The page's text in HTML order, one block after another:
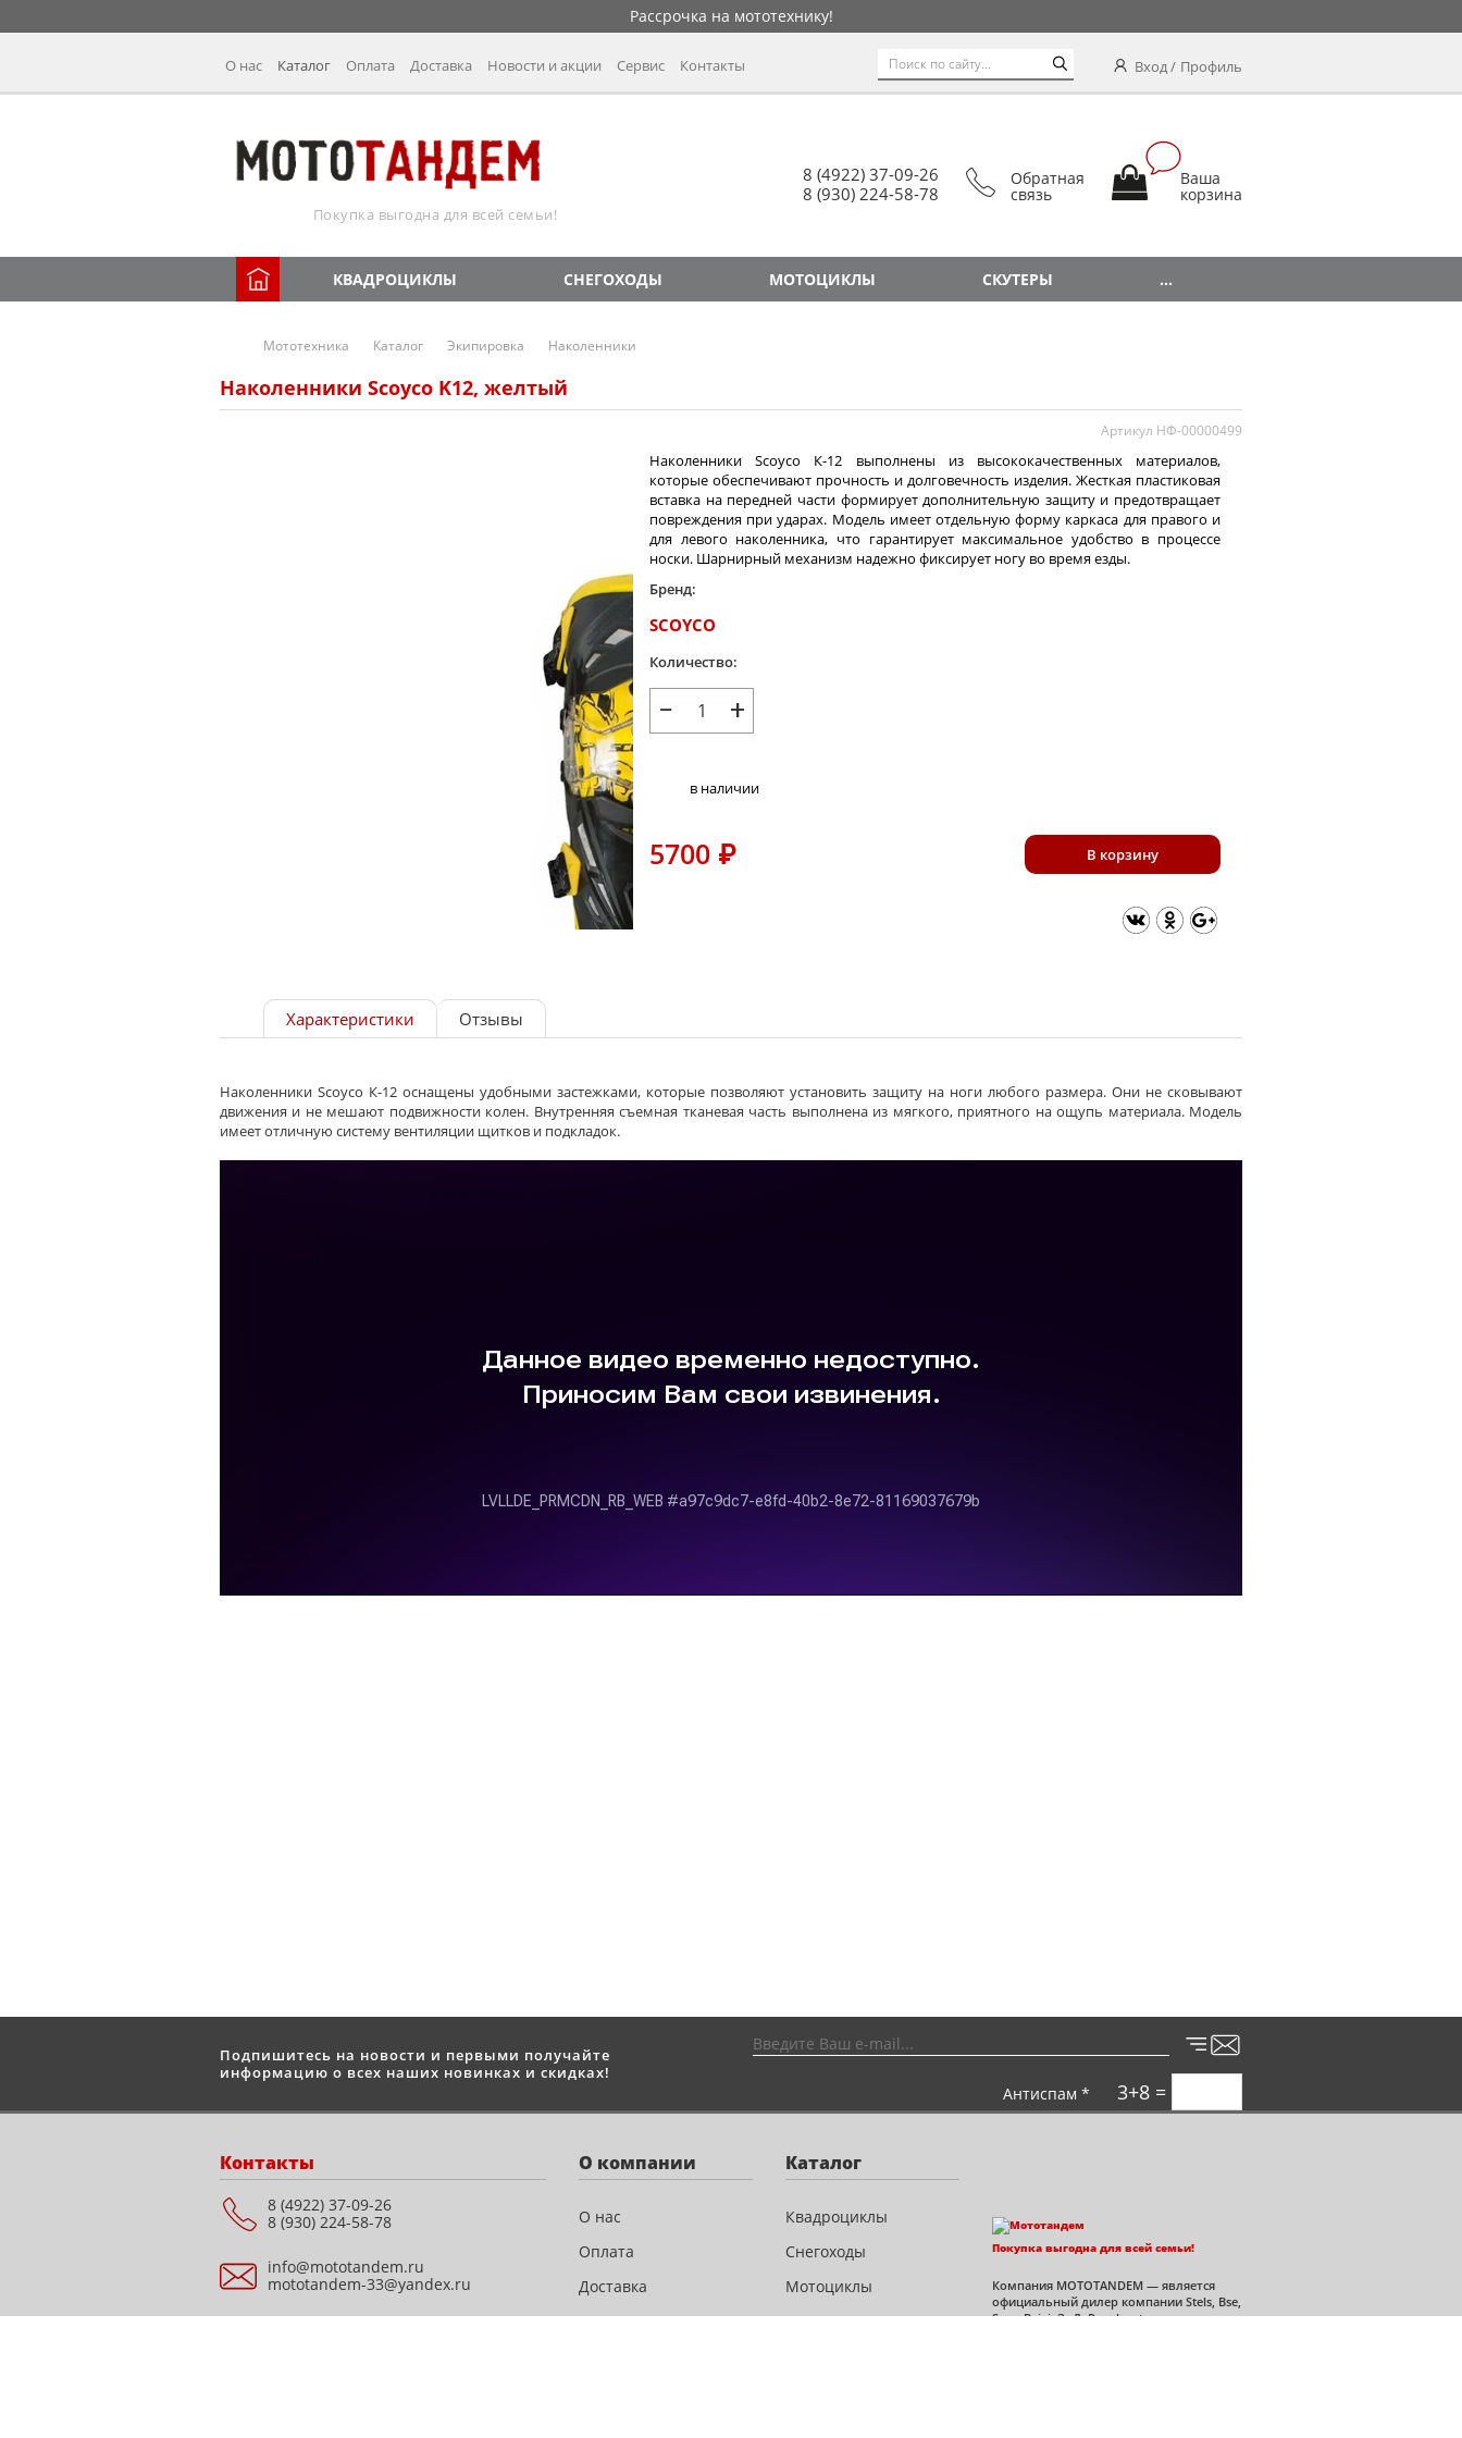
Рассрочка на мототехнику!
Вход Профиль
О нас Каталог Оплата Доставка Новости и акции Сервис Контакты
Ваша
корзина
Обратная
связь
8 (4922) 37-09-26
8 (930) 224-58-78
Покупка выгодна для всей семьи!
КВАДРОЦИКЛЫ СНЕГОХОДЫ МОТОЦИКЛЫ СКУТЕРЫ ...
Мототехника Каталог Экипировка Наколенники
Наколенники Scoyco K12, желтый
Артикул НФ-00000499
Наколенники Scoyco К-12 выполнены из высококачественных материалов,
которые обеспечивают прочность и долговечность изделия. Жесткая пластиковая
вставка на передней части формирует дополнительную защиту и предотвращает
повреждения при ударах. Модель имеет отдельную форму каркаса для правого и
для левого наколенника, что гарантирует максимальное удобство в процессе
носки. Шарнирный механизм надежно фиксирует ногу во время езды.
Бренд:
SCOYCO
Количество:
− +
в наличии
5700 ₽ В корзину
Характеристики Отзывы
Наколенники Scoyco К-12 оснащены удобными застежками, которые позволяют установить защиту на ноги любого размера. Они не сковывают
движения и не мешают подвижности колен. Внутренняя съемная тканевая часть выполнена из мягкого, приятного на ощупь материала. Модель
имеет отличную систему вентиляции щитков и подкладок.
Подпишитесь на новости и первыми получайте
информацию о всех наших новинках и скидках!
Антиспам * 3+8 =
Контакты
8 (4922) 37-09-26
8 (930) 224-58-78
info@mototandem.ru
mototandem-33@yandex.ru
О компании
О нас
Оплата
Доставка
Новости и акции
Каталог
Квадроциклы
Снегоходы
Мотоциклы
Скутеры
Покупка выгодна для всей семьи!
Компания MOTOTANDEM — является
официальный дилер компании Stels, Bse,
Sym, Bajaj, ЗиД, Regulmoto во